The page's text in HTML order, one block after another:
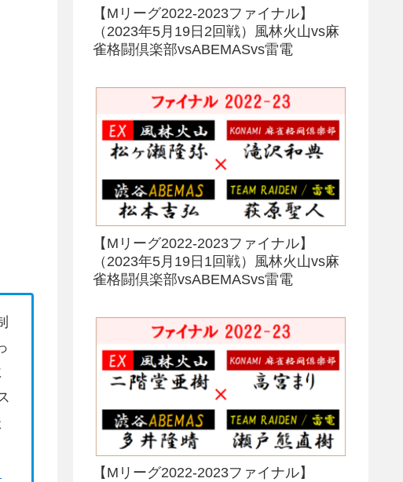
【Mリーグ2022-2023ファイナル】
（2023年5月19日2回戦）風林火山vs麻
雀格闘倶楽部vsABEMASvs雷電
【Mリーグ2022-2023ファイナル】
（2023年5月19日1回戦）風林火山vs麻
雀格闘倶楽部vsABEMASvs雷電
【Mリーグ2022-2023ファイナル】